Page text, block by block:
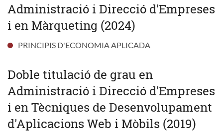
Administració i Direcció d'Empreses
i en Màrqueting (2024)
PRINCIPIS D'ECONOMIA APLICADA
Doble titulació de grau en
Administració i Direcció d'Empreses
i en Tècniques de Desenvolupament
d'Aplicacions Web i Mòbils (2019)